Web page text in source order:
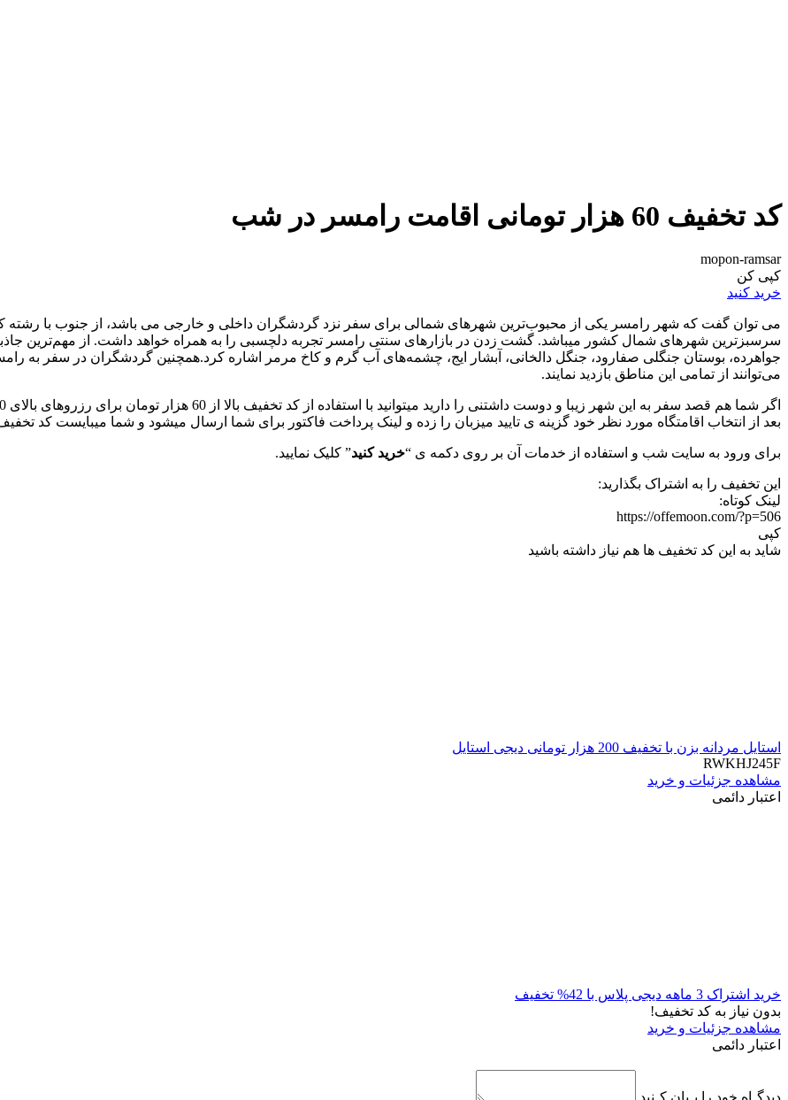
کد تخفیف 60 هزار تومانی اقامت رامسر در شب
mopon-ramsar
کپی کن
خرید کنید
می توان گفت که شهر رامسر یکی از محبوب‌ترین شهرهای شمالی برای سفر نزد گردشگران داخلی و خارجی می باشد، از جنوب با رشته
سرسبزترین شهرهای شمال کشور میباشد. گشت زدن در بازارهای سنتی رامسر تجربه دلچسبی را به همراه خواهد داشت. از مهم‌ترین
جواهرده، بوستان جنگلی صفارود، جنگل دالخانی، آبشار ایج، چشمه‌های آب گرم و کاخ مرمر اشاره کرد.همچنین گردشگران در سفر به
می‌توانند از تمامی این مناطق بازدید نمایند.
بعد از انتخاب اقامتگاه مورد نظر خود گزینه ی تایید میزبان را زده و لینک پرداخت فاکتور برای شما ارسال میشود و شما میبایست کد تخفیف
برای ورود به سایت شب و استفاده از خدمات آن بر روی دکمه ی “خرید کنید” کلیک نمایید.
این تخفیف را به اشتراک بگذارید:
لینک کوتاه:
https://offemoon.com/?p=506
کپی
شاید به این کد تخفیف ها هم نیاز داشته باشید
استایل مردانه بزن با تخفیف 200 هزار تومانی دیجی استایل
RWKHJ245F
مشاهده جزئیات و خرید
اعتبار دائمی
خرید اشتراک 3 ماهه دیجی پلاس با 42% تخفیف
بدون نیاز به کد تخفیف!
مشاهده جزئیات و خرید
اعتبار دائمی
دیدگـاه خود را بـیان کـنید